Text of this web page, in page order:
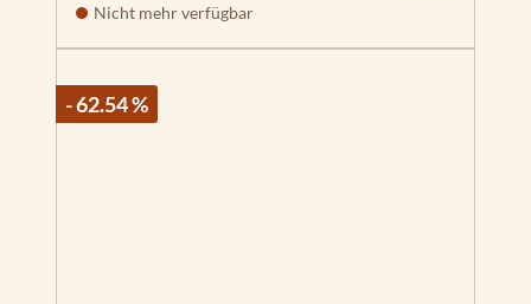
Nicht mehr verfügbar
- 62.54 %